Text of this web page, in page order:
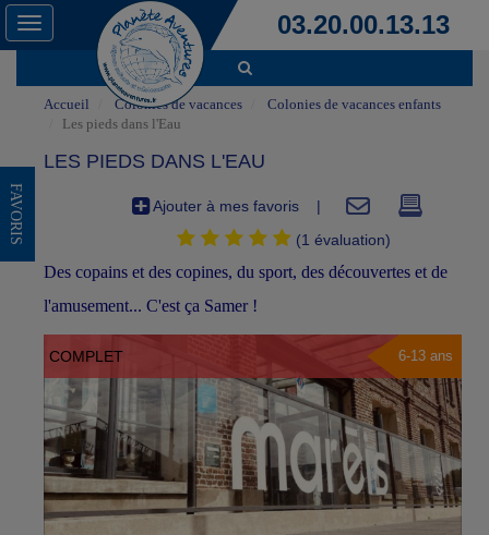
03.20.00.13.13
Toggle
navigation
FAVORIS
Accueil Colonies de vacances
Colonies de vacances enfants
Les pieds dans l'Eau
LES PIEDS DANS L'EAU
Ajouter à mes favoris |
(1 évaluation)
Des copains et des copines, du sport, des découvertes et de
l'amusement... C'est ça Samer !
COMPLET 6-13 ans